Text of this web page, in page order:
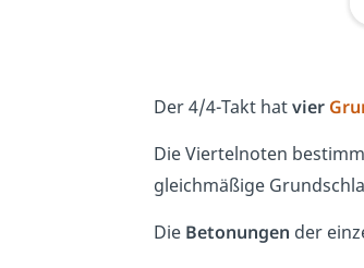
Der 4/4-Takt hatvier
Die Viertelnoten
gleichmäßige
Die Betonungen der